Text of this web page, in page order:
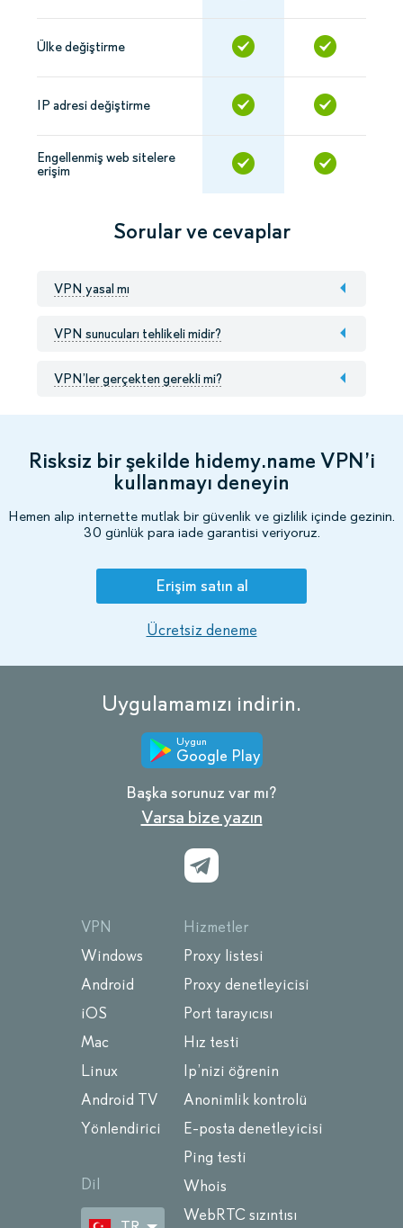
Ülke değiştirme
IP adresi değiştirme
Engellenmiş web sitelere
erişim
Sorular ve cevaplar
VPN yasal mı
VPN sunucuları tehlikeli midir?
VPN’ler gerçekten gerekli mi?
Risksiz bir şekilde hidemy.name VPN’i
kullanmayı deneyin
Hemen alıp internette mutlak bir güvenlik ve gizlilik içinde gezinin.
30 günlük para iade garantisi veriyoruz.
Erişim satın al
Ücretsiz deneme
Uygulamamızı indirin.
Uygun
Google Play
Başka sorunuz var mı?
Varsa bize yazın
VPN
Windows
Android
iOS
Mac
Linux
Android TV
Yönlendirici
Dil
Hizmetler
Proxy listesi
Proxy denetleyicisi
Port tarayıcısı
Hız testi
Ip’nizi öğrenin
Anonimlik kontrolü
E-posta denetleyicisi
Ping testi
Whois
WebRTC sızıntısı